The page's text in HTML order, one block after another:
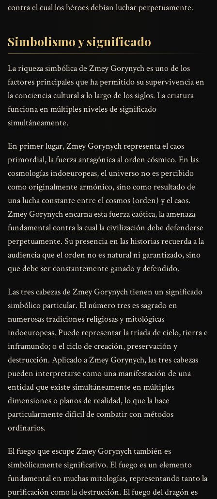
contra el cual los héroes debían luchar perpetuamente.
Simbolismo y significado
La riqueza simbólica de Zmey Gorynych es uno de los
factores principales que ha permitido su supervivencia en
la conciencia cultural a lo largo de los siglos. La criatura
funciona en múltiples niveles de significado
simultáneamente.
En primer lugar, Zmey Gorynych representa el caos
primordial, la fuerza antagónica al orden cósmico. En las
cosmologías indoeuropeas, el universo no es percibido
como originalmente armónico, sino como resultado de
una lucha constante entre el cosmos (orden) y el caos.
Zmey Gorynych encarna esta fuerza caótica, la amenaza
fundamental contra la cual la civilización debe defenderse
perpetuamente. Su presencia en las historias recuerda a la
audiencia que el orden no es natural ni garantizado, sino
que debe ser constantemente ganado y defendido.
Las tres cabezas de Zmey Gorynych tienen un significado
simbólico particular. El número tres es sagrado en
numerosas tradiciones religiosas y mitológicas
indoeuropeas. Puede representar la tríada de cielo, tierra e
inframundo; o el ciclo de creación, preservación y
destrucción. Aplicado a Zmey Gorynych, las tres cabezas
pueden interpretarse como una manifestación de una
entidad que existe simultáneamente en múltiples
dimensiones o planos de realidad, lo que la hace
particularmente difícil de combatir con métodos
ordinarios.
El fuego que escupe Zmey Gorynych también es
simbólicamente significativo. El fuego es un elemento
fundamental en muchas mitologías, representando tanto la
purificación como la destrucción. El fuego del dragón es